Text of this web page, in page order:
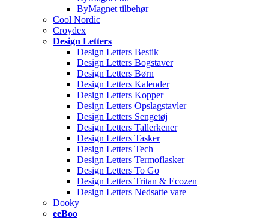
ByMagnet tilbehør
Cool Nordic
Croydex
Design Letters
Design Letters Bestik
Design Letters Bogstaver
Design Letters Børn
Design Letters Kalender
Design Letters Kopper
Design Letters Opslagstavler
Design Letters Sengetøj
Design Letters Tallerkener
Design Letters Tasker
Design Letters Tech
Design Letters Termoflasker
Design Letters To Go
Design Letters Tritan & Ecozen
Design Letters Nedsatte vare
Dooky
eeBoo